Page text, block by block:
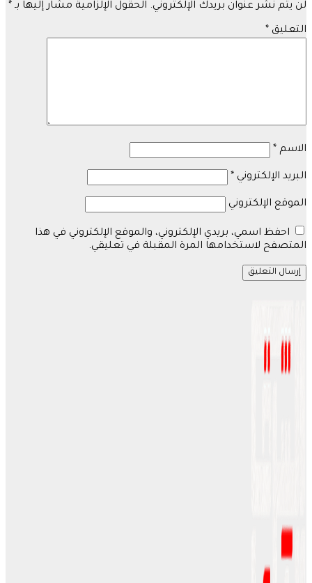
لن يتم نشر عنوان بريدك الإلكتروني. الحقول الإلزامية مشار إليها بـ *
التعليق *
الاسم *
البريد الإلكتروني *
الموقع الإلكتروني
احفظ اسمي، بريدي الإلكتروني، والموقع الإلكتروني في هذا
المتصفح لاستخدامها المرة المقبلة في تعليقي.